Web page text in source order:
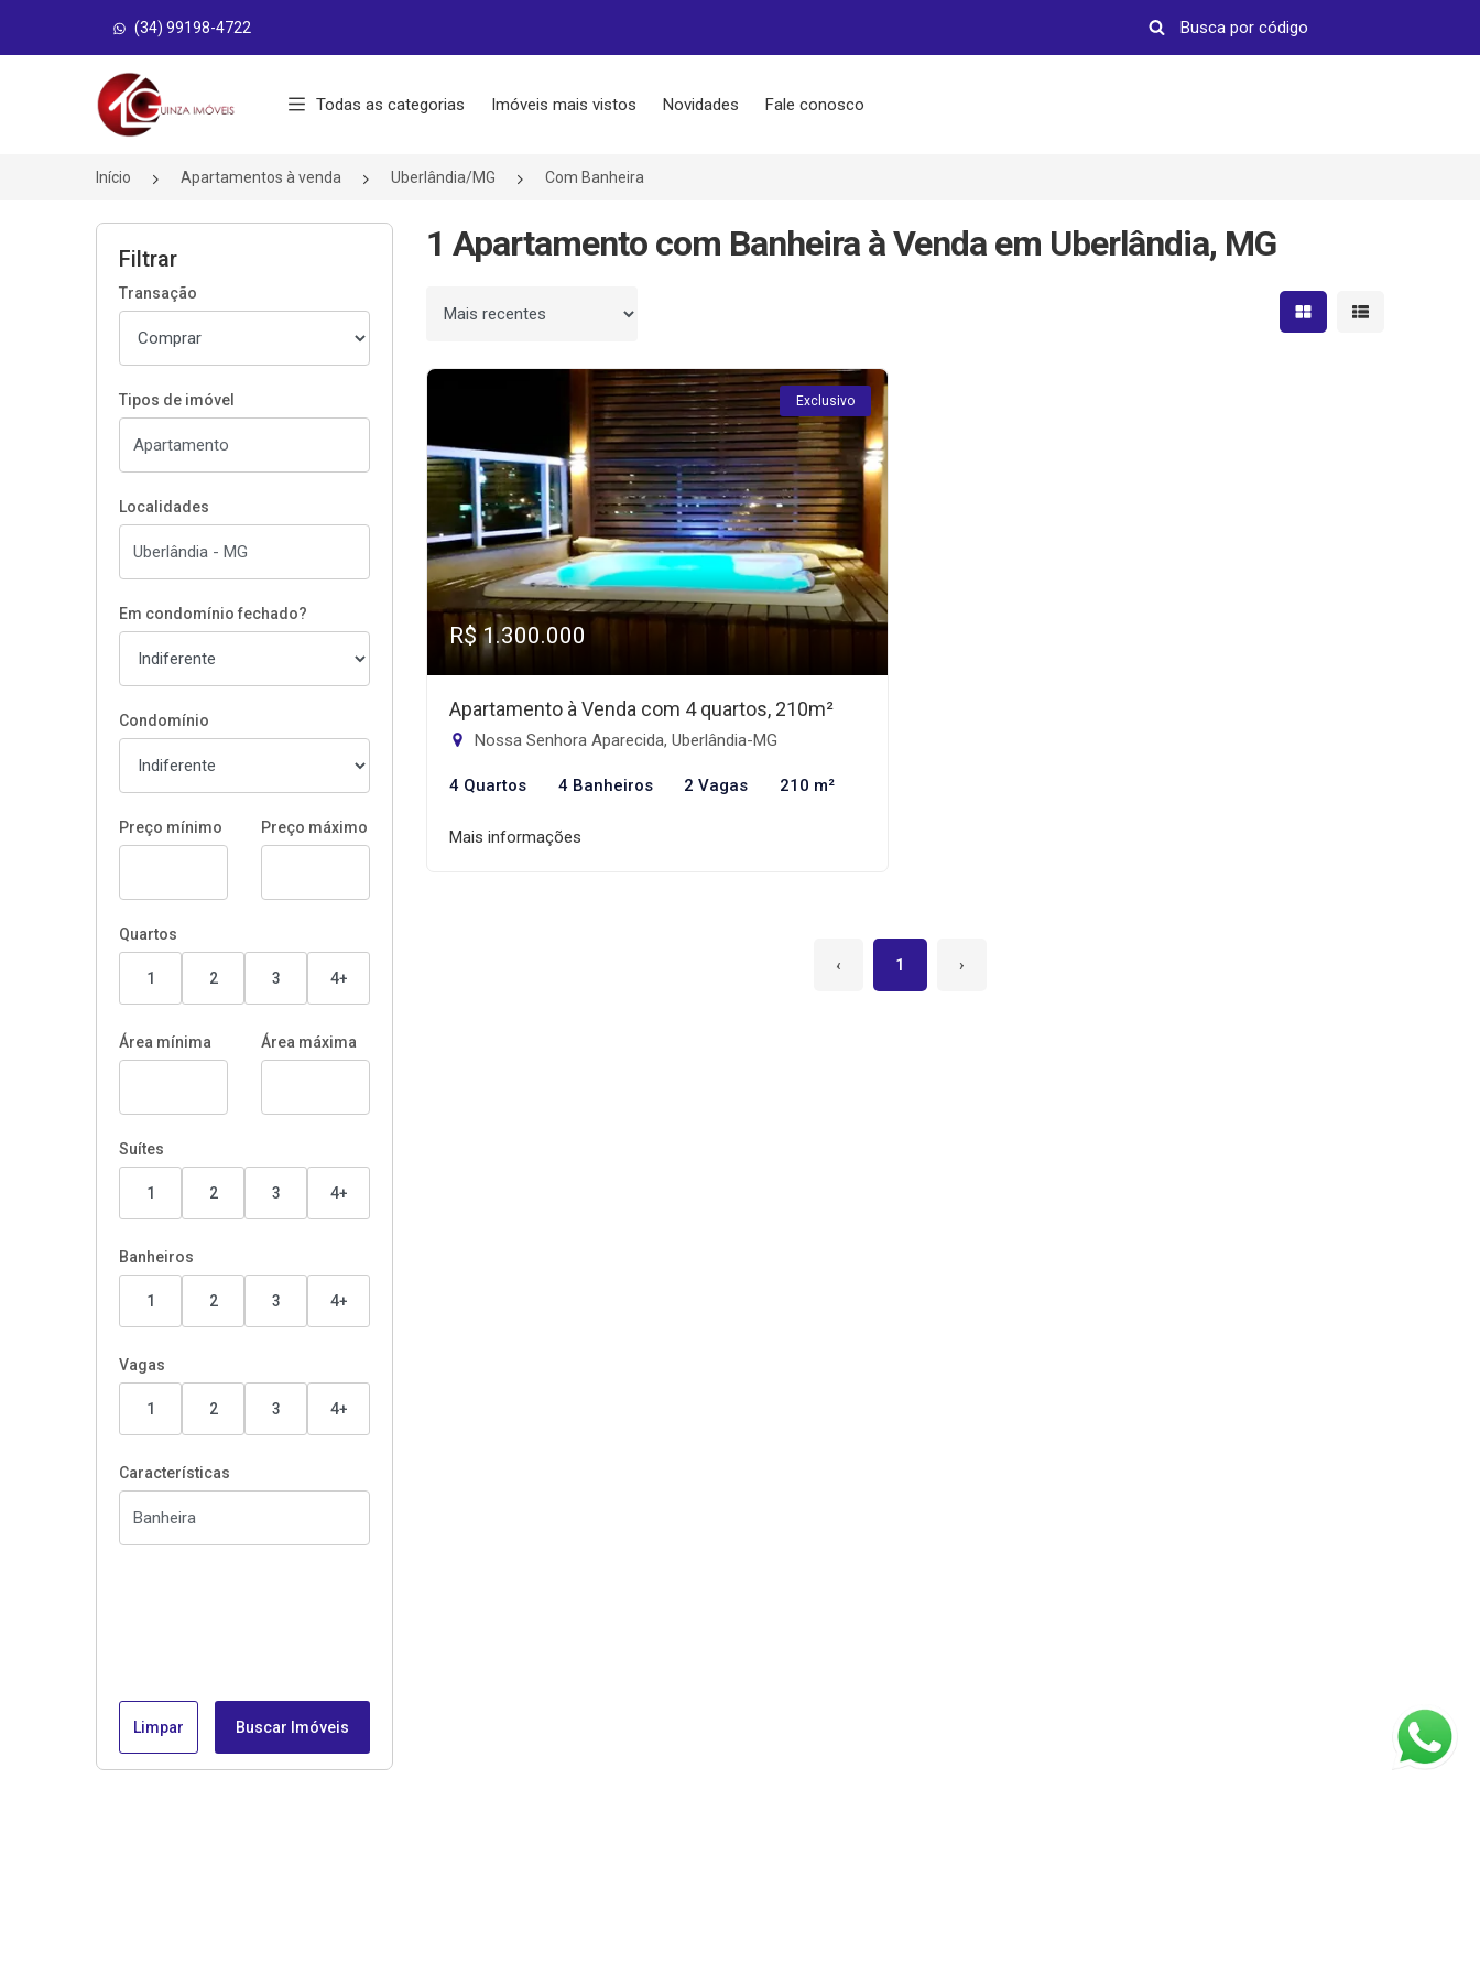
(34) 99198-4722
Página inicial
Todas as categorias Imóveis mais vistos Novidades Fale conosco
Início Apartamentos à venda Uberlândia/MG Com Banheira
Filtrar
Transação
Tipos de imóvel
Localidades
Em condomínio fechado?
Condomínio
Preço mínimo Preço máximo
Quartos
1 2 3 4+
Área mínima Área máxima
Suítes
1 2 3 4+
Banheiros
1 2 3 4+
Vagas
1 2 3 4+
Características
Limpar Buscar Imóveis
1 Apartamento com Banheira à Venda em Uberlândia, MG
Ordenar por Mostrar resultados em
Mostrar
Exclusivo
R$ 1.300.000
Apartamento à Venda com 4 quartos, 210m²
Nossa Senhora Aparecida, Uberlândia-MG
4 Quartos 4 Banheiros 2 Vagas 210 m²
Mais informações
‹ 1 ›